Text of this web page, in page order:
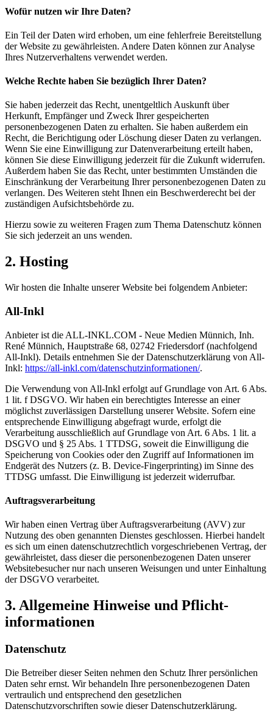
Wofür nutzen wir Ihre Daten?
Ein Teil der Daten wird erhoben, um eine fehlerfreie Bereitstellung
der Website zu gewährleisten. Andere Daten können zur Analyse
Ihres Nutzerverhaltens verwendet werden.
Welche Rechte haben Sie bezüglich Ihrer Daten?
Sie haben jederzeit das Recht, unentgeltlich Auskunft über
Herkunft, Empfänger und Zweck Ihrer gespeicherten
personenbezogenen Daten zu erhalten. Sie haben außerdem ein
Recht, die Berichtigung oder Löschung dieser Daten zu verlangen.
Wenn Sie eine Einwilligung zur Datenverarbeitung erteilt haben,
können Sie diese Einwilligung jederzeit für die Zukunft widerrufen.
Außerdem haben Sie das Recht, unter bestimmten Umständen die
Einschränkung der Verarbeitung Ihrer personenbezogenen Daten zu
verlangen. Des Weiteren steht Ihnen ein Beschwerderecht bei der
zuständigen Aufsichtsbehörde zu.
Hierzu sowie zu weiteren Fragen zum Thema Datenschutz können
Sie sich jederzeit an uns wenden.
2. Hosting
Wir hosten die Inhalte unserer Website bei folgendem Anbieter:
All-Inkl
Anbieter ist die ALL-INKL.COM - Neue Medien Münnich, Inh.
René Münnich, Hauptstraße 68, 02742 Friedersdorf (nachfolgend
All-Inkl). Details entnehmen Sie der Datenschutzerklärung von All-
Inkl: https://all-inkl.com/datenschutzinformationen/.
Die Verwendung von All-Inkl erfolgt auf Grundlage von Art. 6 Abs.
1 lit. f DSGVO. Wir haben ein berechtigtes Interesse an einer
möglichst zuverlässigen Darstellung unserer Website. Sofern eine
entsprechende Einwilligung abgefragt wurde, erfolgt die
Verarbeitung ausschließlich auf Grundlage von Art. 6 Abs. 1 lit. a
DSGVO und § 25 Abs. 1 TTDSG, soweit die Einwilligung die
Speicherung von Cookies oder den Zugriff auf Informationen im
Endgerät des Nutzers (z. B. Device-Fingerprinting) im Sinne des
TTDSG umfasst. Die Einwilligung ist jederzeit widerrufbar.
Auftragsverarbeitung
Wir haben einen Vertrag über Auftragsverarbeitung (AVV) zur
Nutzung des oben genannten Dienstes geschlossen. Hierbei handelt
es sich um einen datenschutzrechtlich vorgeschriebenen Vertrag, der
gewährleistet, dass dieser die personenbezogenen Daten unserer
Websitebesucher nur nach unseren Weisungen und unter Einhaltung
der DSGVO verarbeitet.
3. Allgemeine Hinweise und Pflicht­
informationen
Datenschutz
Die Betreiber dieser Seiten nehmen den Schutz Ihrer persönlichen
Daten sehr ernst. Wir behandeln Ihre personenbezogenen Daten
vertraulich und entsprechend den gesetzlichen
Datenschutzvorschriften sowie dieser Datenschutzerklärung.